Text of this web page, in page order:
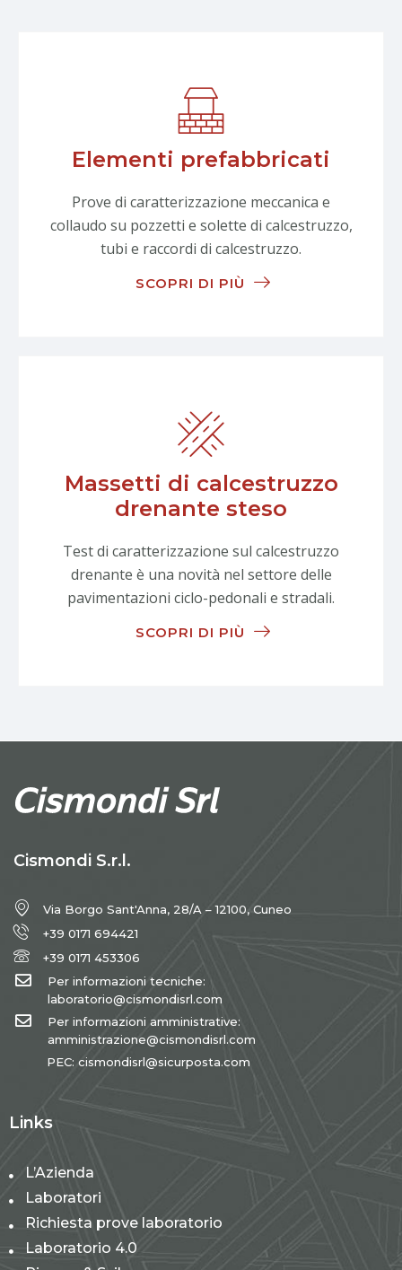
Elementi prefabbricati
Prove di caratterizzazione meccanica e
collaudo su pozzetti e solette di calcestruzzo,
tubi e raccordi di calcestruzzo.
SCOPRI DI PIÙ
Massetti di calcestruzzo
drenante steso
Test di caratterizzazione sul calcestruzzo
drenante è una novità nel settore delle
pavimentazioni ciclo-pedonali e stradali.
SCOPRI DI PIÙ
Cismondi S.r.l.
Via Borgo Sant'Anna, 28/A – 12100, Cuneo
+39 0171 694421
+39 0171 453306
Per informazioni tecniche:
laboratorio@cismondisrl.com
Per informazioni amministrative:
amministrazione@cismondisrl.com
PEC: cismondisrl@sicurposta.com
Links
L’Azienda
Laboratori
Richiesta prove laboratorio
Laboratorio 4.0